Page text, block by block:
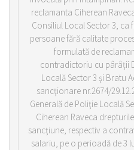
reclamanta Ciherean
Consiliul Local Sector 3,
persoane fără calitate
formulată de
contradictoriu cu pârâţii
Locală Sector 3 şi Bratu
sancţionare nr.2674/
Generală de Poliţie Locală
Ciherean Raveca
sancţiune, respectiv a
salariu, pe o perioadă de 3